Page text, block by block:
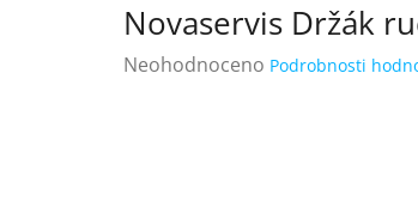
Novaservis Držák
Průměrné
Neohodnoceno Podrobnosti